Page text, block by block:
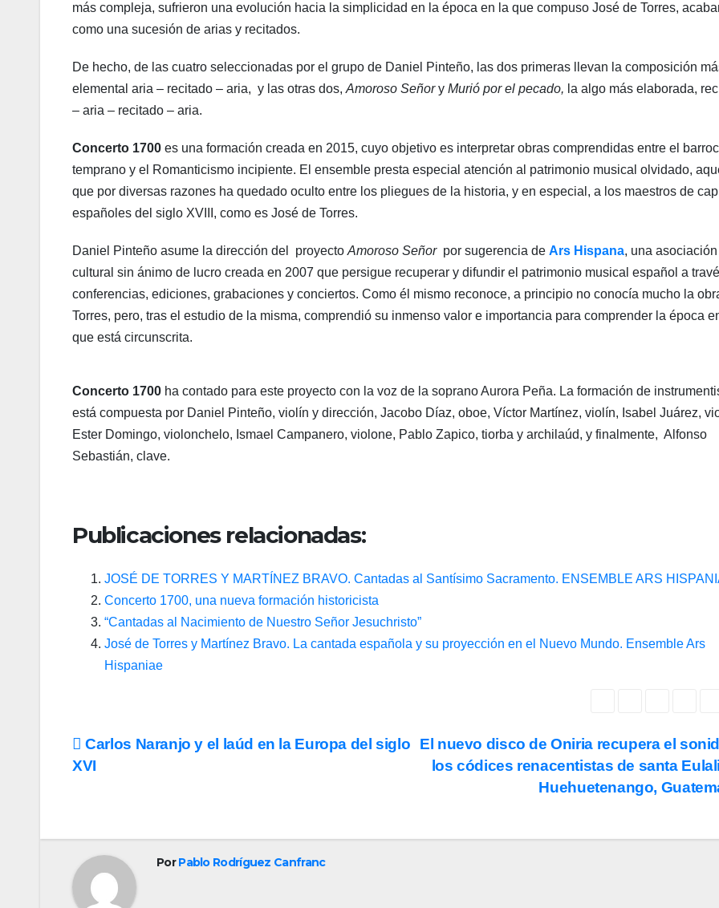
más compleja, sufrieron una evolución hacia la simplicidad en la época en la que compuso José de Torres,
como una sucesión de arias y recitados.
De hecho, de las cuatro seleccionadas por el grupo de Daniel Pinteño, las dos primeras llevan la composición
elemental aria – recitado – aria, y las otras dos, Amoroso Señory Murió por el pecado, la algo más elaborada,
– aria – recitado – aria.
Concerto 1700 es una formación creada en 2015, cuyo objetivo es interpretar obras comprendidas entre el
temprano y el Romanticismo incipiente. El ensemble presta especial atención al patrimonio musical olvidado,
que por diversas razones ha quedado oculto entre los pliegues de la historia, y en especial, a los maestros de
españoles del siglo XVIII, como es José de Torres.
Daniel Pinteño asume la dirección del proyecto Amoroso Señor por sugerencia de Ars Hispana, una asociación
cultural sin ánimo de lucro creada en 2007 que persigue recuperar y difundir el patrimonio musical español a
conferencias, ediciones, grabaciones y conciertos. Como él mismo reconoce, a principio no conocía mucho la
Torres, pero, tras el estudio de la misma, comprendió su inmenso valor e importancia para comprender la época
que está circunscrita.
Concerto 1700 ha contado para este proyecto con la voz de la soprano Aurora Peña. La formación de
está compuesta por Daniel Pinteño, violín y dirección, Jacobo Díaz, oboe, Víctor Martínez, violín, Isabel Juárez,
Ester Domingo, violonchelo, Ismael Campanero, violone, Pablo Zapico, tiorba y archilaúd, y finalmente, Alfonso
Sebastián, clave.
Publicaciones relacionadas:
JOSÉ DE TORRES Y MARTÍNEZ BRAVO. Cantadas al Santísimo Sacramento. ENSEMBLE ARS
Concerto 1700, una nueva formación historicista
“Cantadas al Nacimiento de Nuestro Señor Jesuchristo”
José de Torres y Martínez Bravo. La cantada española y su proyección en el Nuevo Mundo. Ensemble Ars
Hispaniae
Navegación
El nuevo disco de Oniria recupera el
los códices renacentistas de santa
Huehuetenango,
Carlos Naranjo y el laúd en la Europa del siglo
XVI
PorPablo Rodríguez Canfranc